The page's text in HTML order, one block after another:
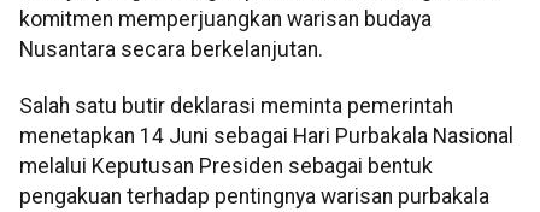
komitmen memperjuangkan warisan budaya
Nusantara secara berkelanjutan.
Salah satu butir deklarasi meminta pemerintah
menetapkan 14 Juni sebagai Hari Purbakala Nasional
melalui Keputusan Presiden sebagai bentuk
pengakuan terhadap pentingnya warisan purbakala